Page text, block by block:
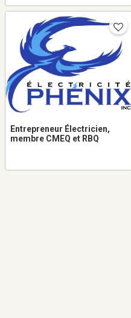
Entrepreneur Électricien,
membre CMEQ et RBQ